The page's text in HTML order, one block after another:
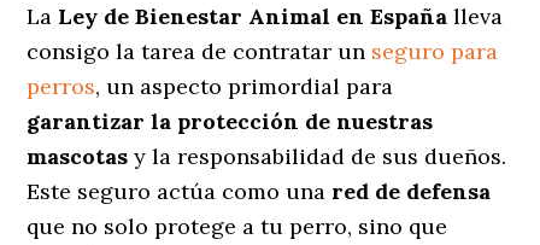
La Ley de Bienestar Animal en España lleva
consigo la tarea de contratar un seguro para
perros, un aspecto primordial para
garantizar la protección de nuestras
mascotas y la responsabilidad de sus dueños.
Este seguro actúa como una red de defensa
que no solo protege a tu perro, sino que